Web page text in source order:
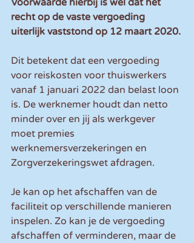
Voorwaarde hierbij is wel dat het
recht op de vaste vergoeding
uiterlijk vaststond op 12 maart 2020.
Dit betekent dat een vergoeding
voor reiskosten voor thuiswerkers
vanaf 1 januari 2022 dan belast loon
is. De werknemer houdt dan netto
minder over en jij als werkgever
moet premies
werknemersverzekeringen en
Zorgverzekeringswet afdragen.
Je kan op het afschaffen van de
faciliteit op verschillende manieren
inspelen. Zo kan je de vergoeding
afschaffen of verminderen, maar de